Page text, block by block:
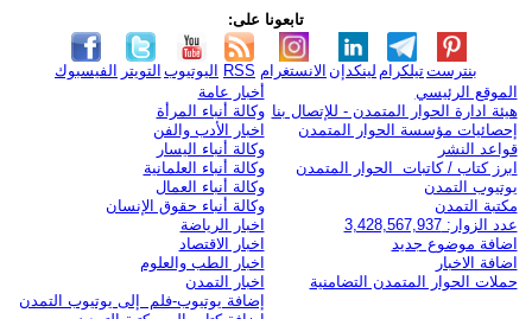
تابعونا على:
الفيسبوك التويتر اليوتيوب RSS الانستغرام لينكدإن تيلكرامبنترست
الموقع الرئيسي
هيئة ادارة الحوار المتمدن - للإتصال بنا
إحصائيات مؤسسة الحوار المتمدن
قواعد النشر
ابرز كتاب / كاتبات الحوار المتمدن
يوتيوب التمدن
مكتبة التمدن
عدد الزوار: 3,428,567,937
اضافة موضوع جديد
اضافة الاخبار
حملات الحوار المتمدن التضامنية
أخبار عامة
وكالة أنباء المرأة
اخبار الأدب والفن
وكالة أنباء اليسار
وكالة أنباء العلمانية
وكالة أنباء العمال
وكالة أنباء حقوق الإنسان
اخبار الرياضة
اخبار الاقتصاد
اخبار الطب والعلوم
اخبار التمدن
إضافة يوتيوب-فلم إلى يوتيوب التمدن